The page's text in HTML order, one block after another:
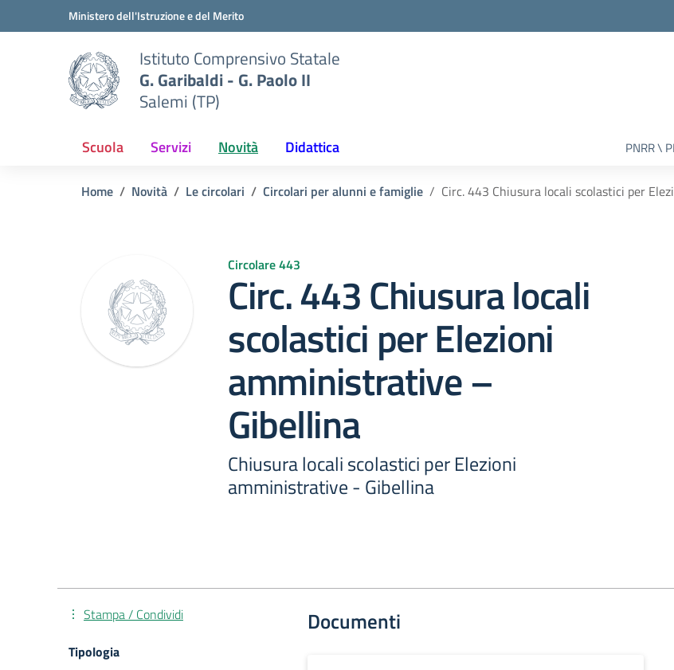
Vai ai contenuti
Vai al menu di navigazioneMinistero dell'Istruzione e del Merito
Istituto Comprensivo Statale
G. Garibaldi - G. Paolo II
Salemi (TP)
Scuola Servizi Novità Didattica PNRR \
Home Novità Le circolari Circolari per alunni e famiglie Circ. 443 Chiusura locali scolastici per
Circolare 443
Circ. 443 Chiusura locali
scolastici per Elezioni
amministrative –
Gibellina
Chiusura locali scolastici per Elezioni
amministrative - Gibellina
Documenti
Stampa / Condividi
Tipologia